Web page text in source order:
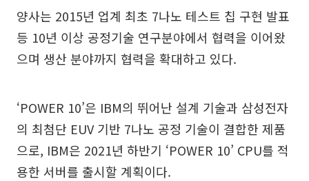
양사는 2015년 업계 최초 7나노 테스트 칩 구현 발표
등 10년 이상 공정기술 연구분야에서 협력을 이어왔
으며 생산 분야까지 협력을 확대하고 있다.
‘POWER 10’은 IBM의 뛰어난 설계 기술과 삼성전자
의 최첨단 EUV 기반 7나노 공정 기술이 결합한 제품
으로, IBM은 2021년 하반기 ‘POWER 10’ CPU를 적
용한 서버를 출시할 계획이다.